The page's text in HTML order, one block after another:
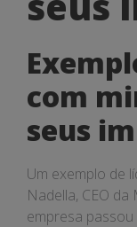
global
e
seus
com
seus
Um exemplo de
Nadella, CEO
empresa